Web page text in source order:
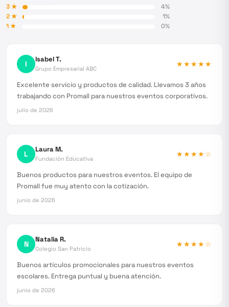
3★ 4%
2★ 1%
1★ 0%
I Isabel T.
Grupo Empresarial ABC
★★★★★
Excelente servicio y productos de calidad. Llevamos 3 años
trabajando con Promall para nuestros eventos corporativos.
julio de 2026
L Laura M.
Fundación Educativa
★★★★☆
Buenos productos para nuestros eventos. El equipo de
Promall fue muy atento con la cotización.
junio de 2026
N Natalia R.
Colegio San Patricio
★★★★☆
Buenos artículos promocionales para nuestros eventos
escolares. Entrega puntual y buena atención.
junio de 2026